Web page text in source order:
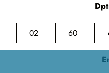
02 60